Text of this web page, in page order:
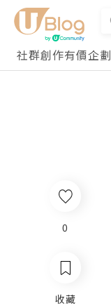
社群創作有價企劃
0
收藏